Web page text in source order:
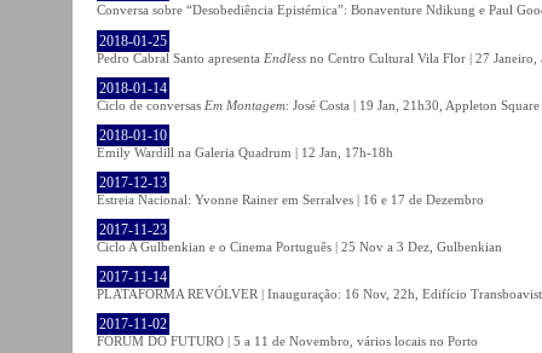
Conversa sobre “Desobediência Epistémica”: Bonaventure Ndikung e Paul
2018-01-25
Pedro Cabral Santo apresenta Endless no Centro Cultural Vila Flor | 27 Janeiro,
2018-01-14
Ciclo de conversas Em Montagem: José Costa | 19 Jan, 21h30, Appleton Square
2018-01-10
Emily Wardill na Galeria Quadrum | 12 Jan, 17h-18h
2017-12-13
Estreia Nacional: Yvonne Rainer em Serralves | 16 e 17 de Dezembro
2017-11-23
Ciclo A Gulbenkian e o Cinema Português | 25 Nov a 3 Dez, Gulbenkian
2017-11-14
PLATAFORMA REVÓLVER | Inauguração: 16 Nov, 22h, Edifício
2017-11-02
FÓRUM DO FUTURO | 5 a 11 de Novembro, vários locais no Porto